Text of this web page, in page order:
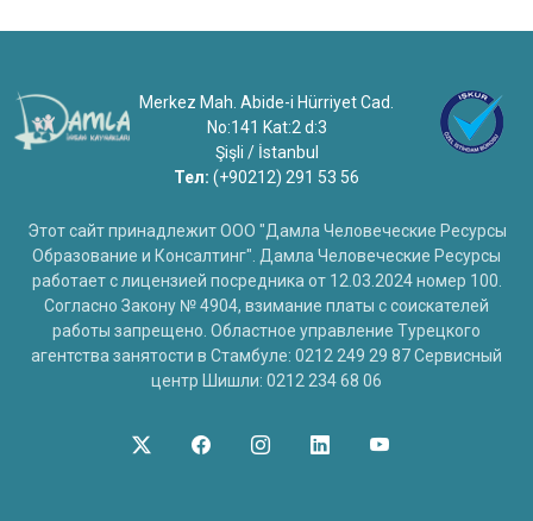
Merkez Mah. Abide-i Hürriyet Cad.
No:141 Kat:2 d:3
Şişli / İstanbul
Тел: (+90212) 291 53 56
Этот сайт принадлежит ООО "Дамла Человеческие Ресурсы
Образование и Консалтинг". Дамла Человеческие Ресурсы
работает с лицензией посредника от 12.03.2024 номер 100.
Согласно Закону № 4904, взимание платы с соискателей
работы запрещено. Областное управление Турецкого
агентства занятости в Стамбуле: 0212 249 29 87 Сервисный
центр Шишли: 0212 234 68 06